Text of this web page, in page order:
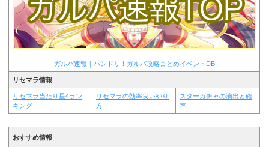
ガルパ速報｜バンドリ！ガルパ攻略まとめイベントDB
リセマラ情報
リセマラ当たり星4ラン
キング
リセマラの効率良いやり
方
スターガチャの演出と確
率
おすすめ情報